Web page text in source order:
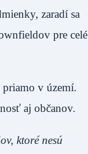
zaradí sa
pre celé
priamo v území.
aj občanov.
ktoré nesú